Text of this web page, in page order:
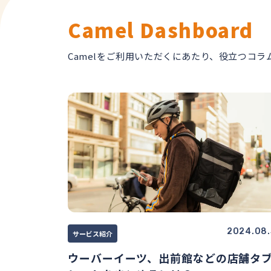
Camel Dashboard
Camelをご利用いただくにあたり、役立つコラ
サービス紹介
ウーバーイーツ、出前館などの店舗タ